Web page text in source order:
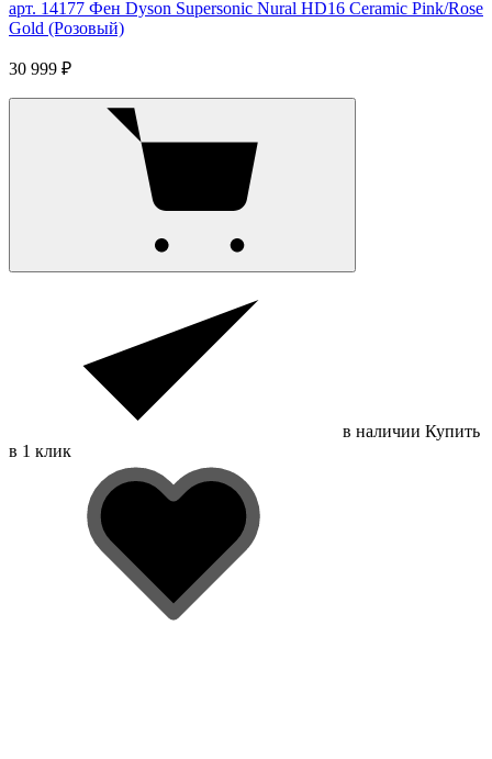
арт. 14177 Фен Dyson Supersonic Nural HD16 Ceramic Pink/Rose
Gold (Розовый)
30 999 ₽
в наличии Купить
в 1 клик